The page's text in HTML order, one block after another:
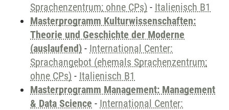
Sprachenzentrum; ohne CPs) - Italienisch B1
Masterprogramm Kulturwissenschaften:
Theorie und Geschichte der Moderne
(auslaufend) - International Center:
Sprachangebot (ehemals Sprachenzentrum;
ohne CPs) - Italienisch B1
Masterprogramm Management: Management
& Data Science - International Center: